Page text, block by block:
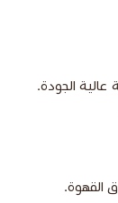
الجودة.
القهوة.